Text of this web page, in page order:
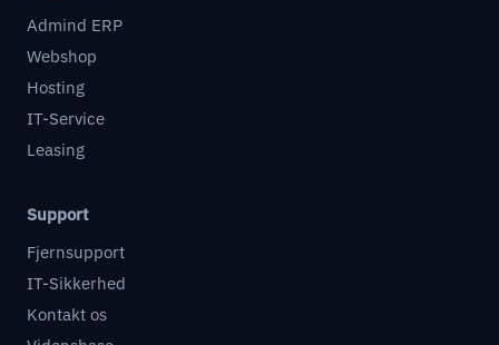
Admind ERP
Webshop
Hosting
IT-Service
Leasing
Support
Fjernsupport
IT-Sikkerhed
Kontakt os